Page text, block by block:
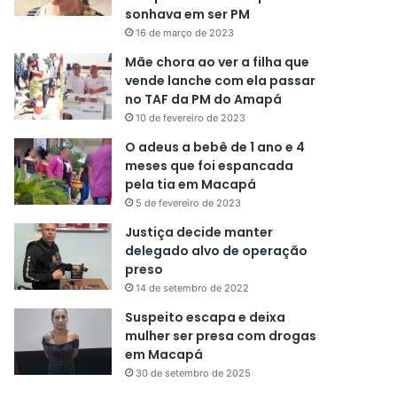
sonhava em ser PM
16 de março de 2023
Mãe chora ao ver a filha que
vende lanche com ela passar
no TAF da PM do Amapá
10 de fevereiro de 2023
O adeus a bebê de 1 ano e 4
meses que foi espancada
pela tia em Macapá
5 de fevereiro de 2023
Justiça decide manter
delegado alvo de operação
preso
14 de setembro de 2022
Suspeito escapa e deixa
mulher ser presa com drogas
em Macapá
30 de setembro de 2025